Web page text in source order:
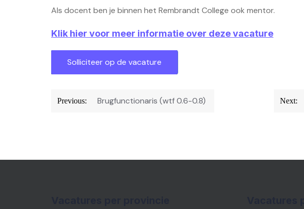
Als docent ben je binnen het Rembrandt College ook mentor.
Klik hier voor meer informatie over deze vacature
Bericht
Previous: Brugfunctionaris (wtf 0.6-0.8) Next: